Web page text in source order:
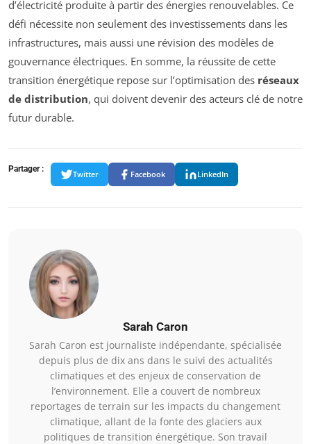
d’électricité produite à partir des énergies renouvelables. Ce
défi nécessite non seulement des investissements dans les
infrastructures, mais aussi une révision des modèles de
gouvernance électriques. En somme, la réussite de cette
transition énergétique repose sur l’optimisation des réseaux
de distribution, qui doivent devenir des acteurs clé de notre
futur durable.
Partager :
Twitter Facebook LinkedIn
Sarah Caron
Sarah Caron est journaliste indépendante, spécialisée
depuis plus de dix ans dans le suivi des actualités
climatiques et des enjeux de conservation de
l’environnement. Elle a couvert de nombreux
reportages de terrain sur les impacts du changement
climatique, allant de la fonte des glaciers aux
politiques de transition énergétique. Son travail